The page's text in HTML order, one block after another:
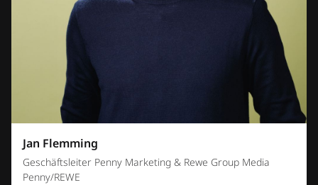
Jan Flemming
Geschäftsleiter Penny Marketing & Rewe Group Media
Penny/REWE